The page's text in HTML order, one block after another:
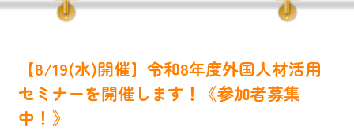
【8/19(水)開催】令和8年度外国人材活用
セミナーを開催します！《参加者募集
中！》